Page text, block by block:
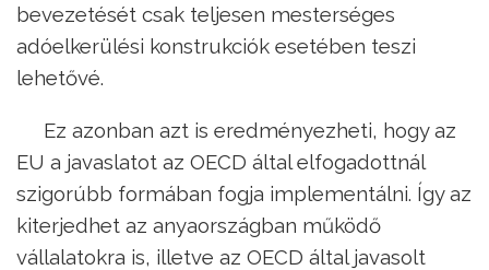
bevezetését csak teljesen mesterséges
adóelkerülési konstrukciók esetében teszi
lehetővé.
Ez azonban azt is eredményezheti, hogy az
EU a javaslatot az OECD által elfogadottnál
szigorúbb formában fogja implementálni. Így az
kiterjedhet az anyaországban működő
vállalatokra is, illetve az OECD által javasolt